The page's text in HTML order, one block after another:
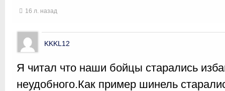
16 л. назад
KKKL12
Я читал что наши бойцы старались
неудобного.Как пример шинель